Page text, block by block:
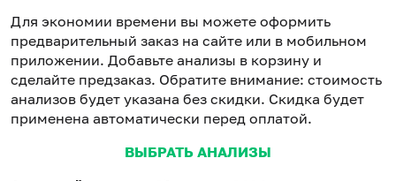
Для экономии времени вы можете оформить
предварительный заказ на сайте или в мобильном
приложении. Добавьте анализы в корзину и
сделайте предзаказ. Обратите внимание: стоимость
анализов будет указана без скидки. Скидка будет
применена автоматически перед оплатой.
ВЫБРАТЬ АНАЛИЗЫ